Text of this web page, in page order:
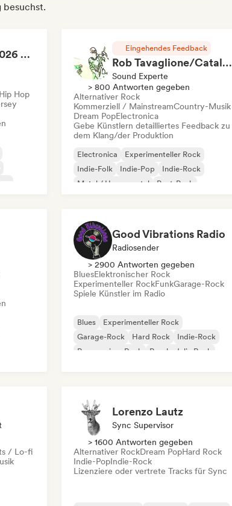
besuchst.
RAP FRANÇAIS 2026 🔥🇫🇷 (Way Records)
Hop
Eingehendes Feedback
Rob Tavaglione/Catalyst Recording
Sound Experte
> 800 Antworten gegeben
Alternativer Rock
Kommerziell / MainstreamCountry-Musik
Dream PopElectronica
Gebe Künstlern detailliertes Feedback zu
dem Klang/der Produktion
Electronica
Experimenteller Rock
Indie-Folk
Indie-Pop
Indie-Rock
Metal / Heavy metal
Post-Punk
Good Vibrations Radio
Radiosender
> 2900 Antworten gegeben
BluesElektronischer Rock
Experimenteller RockFunkGarage-Rock
Spiele Künstler im Radio
Blues
Experimenteller Rock
Garage-Rock
Hard Rock
Indie-Rock
Progressiver Rock
Psychedelic Rock
/ Lo-fi
Lorenzo Lautz
Sync Supervisor
> 1600 Antworten gegeben
Alternativer RockDream PopHard Rock
Indie-PopIndie-Rock
Lizenziere oder vertrete Tracks für Sync